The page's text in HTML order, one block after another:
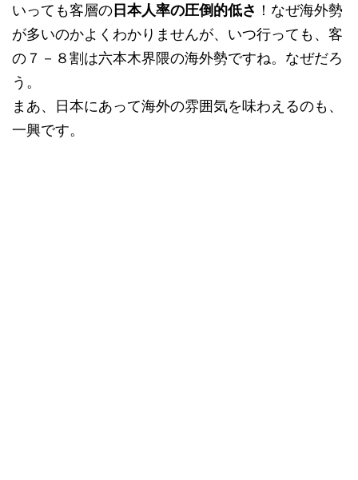
いっても客層の日本人率の圧倒的低さ ！なぜ海外勢
が多いのかよくわかりませんが、いつ行っても、客
の７－８割は六本木界隈の海外勢ですね。なぜだろ
う。
まあ、日本にあって海外の雰囲気を味わえるのも、
一興です。